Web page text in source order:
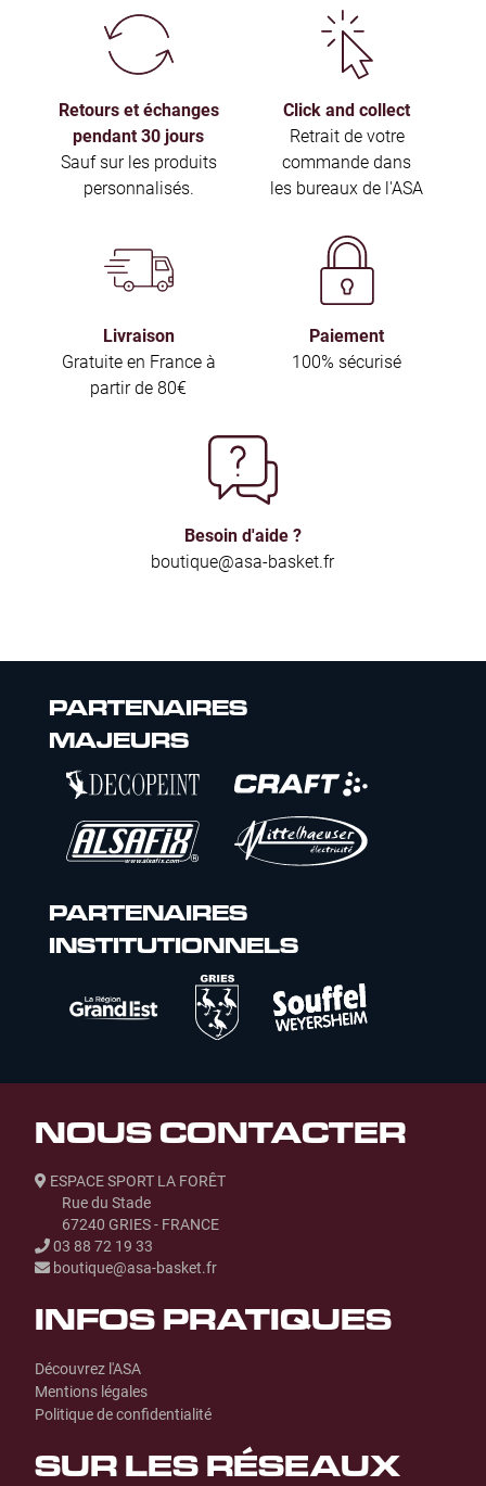
Retours et échanges
pendant 30 jours
Sauf sur les produits
personnalisés.
Click and collect
Retrait de votre
commande dans
les bureaux de l'ASA
Livraison
Gratuite en France à
partir de 80€
Paiement
100% sécurisé
Besoin d'aide ?
boutique@asa-basket.fr
PARTENAIRES
MAJEURS
PARTENAIRES
INSTITUTIONNELS
NOUS CONTACTER
ESPACE SPORT LA FORÊT
Rue du Stade
67240 GRIES - FRANCE
03 88 72 19 33
boutique@asa-basket.fr
INFOS PRATIQUES
Découvrez l'ASA
Mentions légales
Politique de confidentialité
SUR LES RÉSEAUX